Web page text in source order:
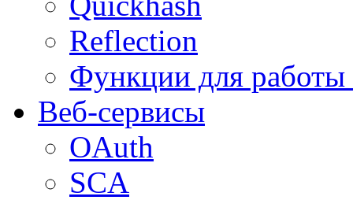
Reflection
Функции для
Веб-сервисы
OAuth
SCA